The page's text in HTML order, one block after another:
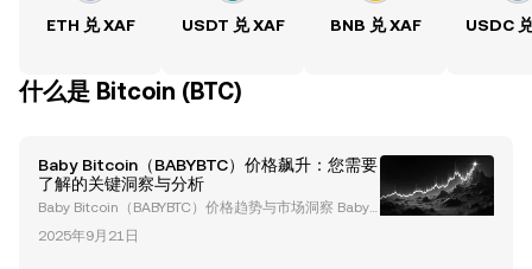
ETH 兑 XAF USDT 兑 XAF BNB 兑 XAF USDC
什么是 Bitcoin (BTC)
Baby Bitcoin（BABYBTC）价格飙升：您需要
了解的关键洞察与分析
Baby Bitcoin（BABYBTC）价格趋势与市场洞察 Baby
Bitcoin（BABYBTC）最近在加密货币市场上获得了显
著关注，其价格出现了惊人的飙升，同时吸引了越来越
2025年9月21日